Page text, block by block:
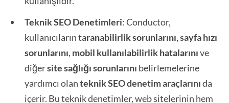
Teknik SEO Denetimleri: Conductor,
kullanıcılarıntaranabilirliksorunlarını, sayfa hızı
sorunlarını, mobil kullanılabilirlik hatalarınıve
diğersite sağlığısorunlarını belirlemelerine
yardımcı olanteknik SEO denetim araçlarınıda
içerir. Bu teknik denetimler, web sitelerinin hem